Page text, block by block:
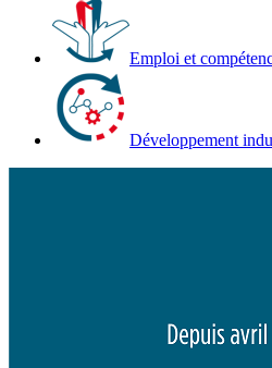
Emploi et
Développement